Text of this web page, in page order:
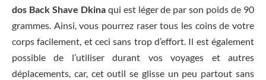
dos Back Shave Dkinaqui est léger de par son poids de 90
grammes. Ainsi, vous pourrez raser tous les coins de votre
corps facilement, et ceci sans trop d’effort. Il est également
possible de l’utiliser durant vos voyages et autres
déplacements, car, cet outil se glisse un peu partout sans